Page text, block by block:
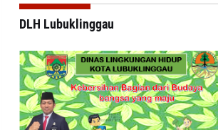
DLH Lubuklinggau